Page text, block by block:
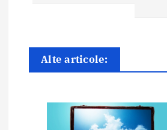
n
Alte articole: